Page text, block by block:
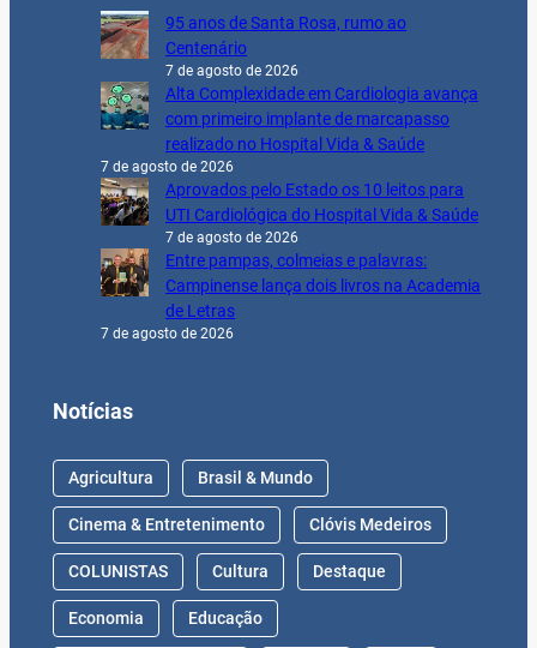
95 anos de Santa Rosa, rumo ao
Centenário
7 de agosto de 2026
Alta Complexidade em Cardiologia avança
com primeiro implante de marcapasso
realizado no Hospital Vida & Saúde
7 de agosto de 2026
Aprovados pelo Estado os 10 leitos para
UTI Cardiológica do Hospital Vida & Saúde
7 de agosto de 2026
Entre pampas, colmeias e palavras:
Campinense lança dois livros na Academia
de Letras
7 de agosto de 2026
Notícias
Agricultura Brasil & Mundo
Cinema & Entretenimento Clóvis Medeiros
COLUNISTAS Cultura Destaque
Economia Educação